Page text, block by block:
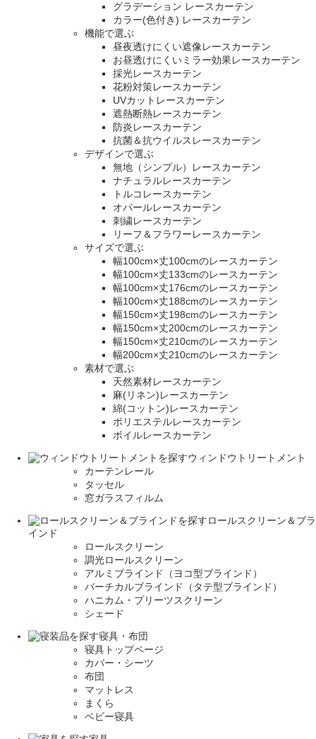
グラデーション レースカーテン
カラー(色付き) レースカーテン
機能で選ぶ
昼夜透けにくい遮像レースカーテン
お昼透けにくいミラー効果レースカーテン
採光レースカーテン
花粉対策レースカーテン
UVカットレースカーテン
遮熱断熱レースカーテン
防炎レースカーテン
抗菌＆抗ウイルスレースカーテン
デザインで選ぶ
無地（シンプル）レースカーテン
ナチュラルレースカーテン
トルコレースカーテン
オパールレースカーテン
刺繍レースカーテン
リーフ＆フラワーレースカーテン
サイズで選ぶ
幅100cm×丈100cmのレースカーテン
幅100cm×丈133cmのレースカーテン
幅100cm×丈176cmのレースカーテン
幅100cm×丈188cmのレースカーテン
幅150cm×丈198cmのレースカーテン
幅150cm×丈200cmのレースカーテン
幅150cm×丈210cmのレースカーテン
幅200cm×丈210cmのレースカーテン
素材で選ぶ
天然素材レースカーテン
麻(リネン)レースカーテン
綿(コットン)レースカーテン
ポリエステルレースカーテン
ボイルレースカーテン
ウィンドウトリートメント
カーテンレール
タッセル
窓ガラスフィルム
ロールスクリーン＆ブラ
インド
ロールスクリーン
調光ロールスクリーン
アルミブラインド（ヨコ型ブラインド）
バーチカルブラインド（タテ型ブラインド）
ハニカム・プリーツスクリーン
シェード
寝具・布団
寝具トップページ
カバー・シーツ
布団
マットレス
まくら
ベビー寝具